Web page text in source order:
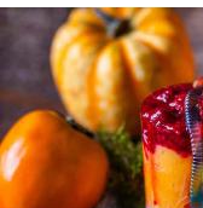
Recepty
Články
TV Program